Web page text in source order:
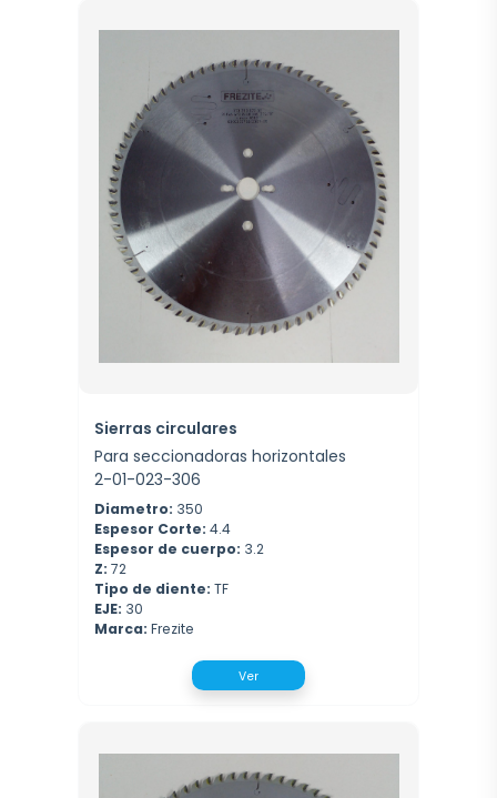
Sierras circulares
Para seccionadoras horizontales
2-01-023-306
Diametro: 350
Espesor Corte: 4.4
Espesor de cuerpo: 3.2
Z: 72
Tipo de diente: TF
EJE: 30
Marca: Frezite
Ver